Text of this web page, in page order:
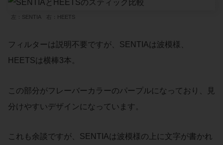
左：SENTIA 右：HEETS
フィルターは説明不要ですが、SENTIAは波模様、
HEETSは横棒3本。
この部分がフレーバーカラーのパープルになっており、見
分けやすいデザインになっています。
これも余談ですが、SENTIAは波模様の上に文字が書かれ